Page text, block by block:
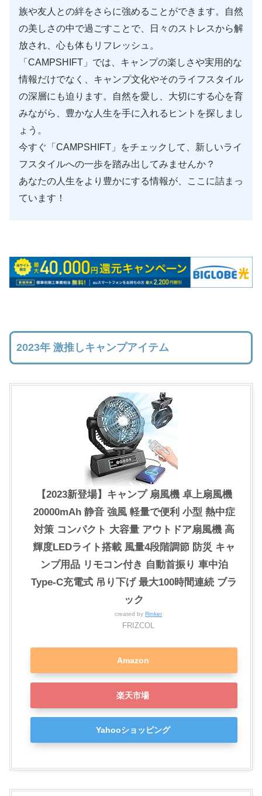
族や友人との絆をさらに強めることができます。自然
の美しさの中で過ごすことで、日々のストレスから解
放され、心も体もリフレッシュ。
「CAMPSHIFT」では、キャンプの楽しさや実用的な
情報だけでなく、キャンプ文化やそのライフスタイル
の深層にも迫ります。自然を愛し、大切にする心を育
みながら、豊かな人生を手に入れるヒントを探しまし
ょう。
今すぐ「CAMPSHIFT」をチェックして、新しいライ
フスタイルへの一歩を踏み出してみませんか？
あなたの人生をより豊かにする情報が、ここに詰まっ
ています！
2023年 激推しキャンプアイテム
【2023新登場】キャンプ 扇風機 卓上扇風機
20000mAh 静音 強風 軽量で便利 小型 熱中症
対策 コンパクト 大容量 アウトドア扇風機 高
輝度LEDライト搭載 風量4段階調節 防災 キャ
ンプ用品 リモコン付き 自動首振り 車中泊
Type-C充電式 吊り下げ 最大100時間連続 ブラ
ック
created by Rinker
FRIZCOL
Amazon
楽天市場
Yahooショッピング